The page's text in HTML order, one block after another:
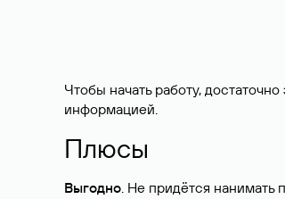
Чтобы начать работу,
информацией.
Плюсы
Выгодно. Не придётся нанимать